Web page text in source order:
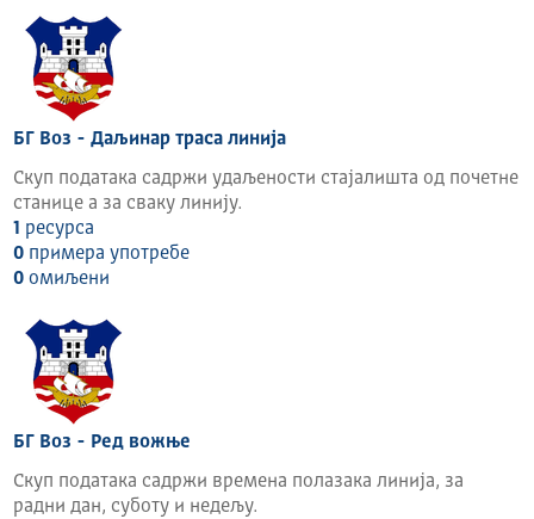
Подстиче и усмерава развојне послове према
плановима органа града.У оквиру Градске управе за
обављање изворних послова образују се
Секретаријати са својим унутрашњим
организационим јединицама (који се образују за
обављање изворних послова града и послова
посебне организационе јединице. Начелник градске
управе распоређује службенике, осим службеника
на положају, и намештенике у Градској управи.
Изван организационих јединица у Градској управи
постављају се помоћници
уређује се Одлуком о Градској управи коју доноси
Скупштина града на предлог Градског већа. Акт о
организацији и систематизацији радних места у
Градској управи припрема начелник Градске управе
и доставља га Градском већу на усвајање, у складу
За обављање послова који представљају
БГ Воз - Даљинар траса линија
Скуп података садржи удаљености стајалишта од почетне
станице а за сваку линију.
1 ресурса
0 примера употребе
0 омиљени
БГ Воз - Ред вожње
Скуп података садржи времена полазака линија, за
радни дан, суботу и недељу.